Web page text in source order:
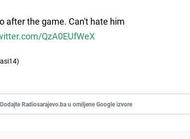
after the game. Can't hate him
QzA0EUfWeX
Dodajte Radiosarajevo.ba u omiljene Google izvore